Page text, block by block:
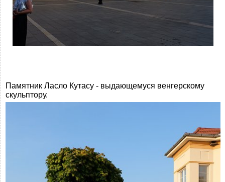
Памятник Ласло Кутасу - выдающемуся венгерскому
скульптору.